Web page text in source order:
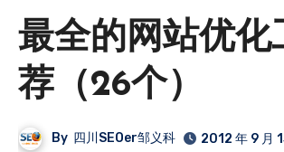
最全的网站优化
荐（26个）
By 四川SEOer邹义科
2012 年 9 月